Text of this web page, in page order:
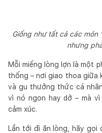
Giống như tất cả các món
nhưng
Mỗi miếng lòng lợn là một
thống – nơi giao thoa giữa
và gu thưởng thức cá
vì nó ngon hay dở – mà vì
cảm xúc.
Lần tới đi ăn lòng, hãy gọi